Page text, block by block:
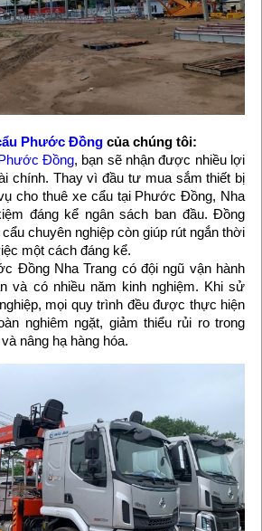
Phước Đồngcủa chúng tôi:
Đồng, bạn sẽ nhận được nhiều lợi
chính. Thay vì đầu tư mua sắm thiết bị
cho thuê xe cẩu tại Phước Đồng, Nha
đáng kể ngân sách ban đầu. Đồng
chuyên nghiệp còn giúp rút ngắn thời
một cách đáng kể.
Đồng Nha Trang có đội ngũ vận hành
và có nhiều năm kinh nghiệm. Khi sử
mọi quy trình đều được thực hiện
nghiêm ngặt, giảm thiểu rủi ro trong
nâng hạ hàng hóa.